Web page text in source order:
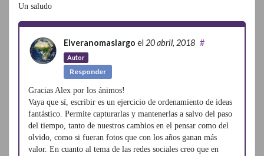
Un saludo
Elveranomaslargo el 20 abril, 2018
Autor
#
Responder
Gracias Alex por los ánimos!
Vaya que sí, escribir es un ejercicio de ordenamiento de ideas
fantástico. Permite capturarlas y mantenerlas a salvo del paso
del tiempo, tanto de nuestros cambios en el pensar como del
olvido, como si fueran fotos que con los años ganan más
valor. En cuanto al tema de las redes sociales creo que en